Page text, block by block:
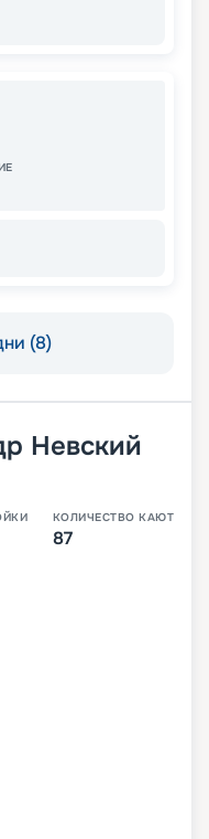
(8)
Невский
КОЛИЧЕСТВО КАЮТ
87